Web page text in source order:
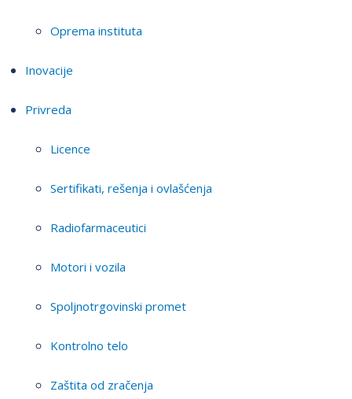
Oprema instituta
Inovacije
Privreda
Licence
Sertifikati, rešenja i ovlašćenja
Radiofarmaceutici
Motori i vozila
Spoljnotrgovinski promet
Kontrolno telo
Zaštita od zračenja